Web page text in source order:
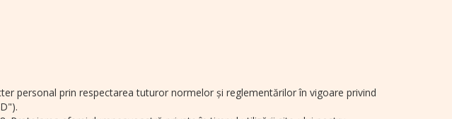
personal prin respectarea tuturor normelor și reglementărilor în vigoare privind